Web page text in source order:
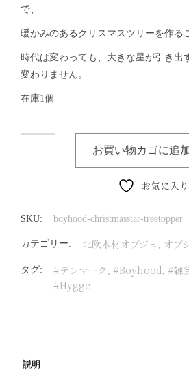
で、
暖かみのあるクリスマスツリーを作る
時代は変わっても、大きな星が引き出
変わりません。
在庫1個
お買い物カゴに追
お気に入り
SKU: boyhood-christmasstar-treetopper
カテゴリー: 北欧木材オブジェ オブ
タグ: #デンマーク #Boyhood #雑
#Hygge
説明